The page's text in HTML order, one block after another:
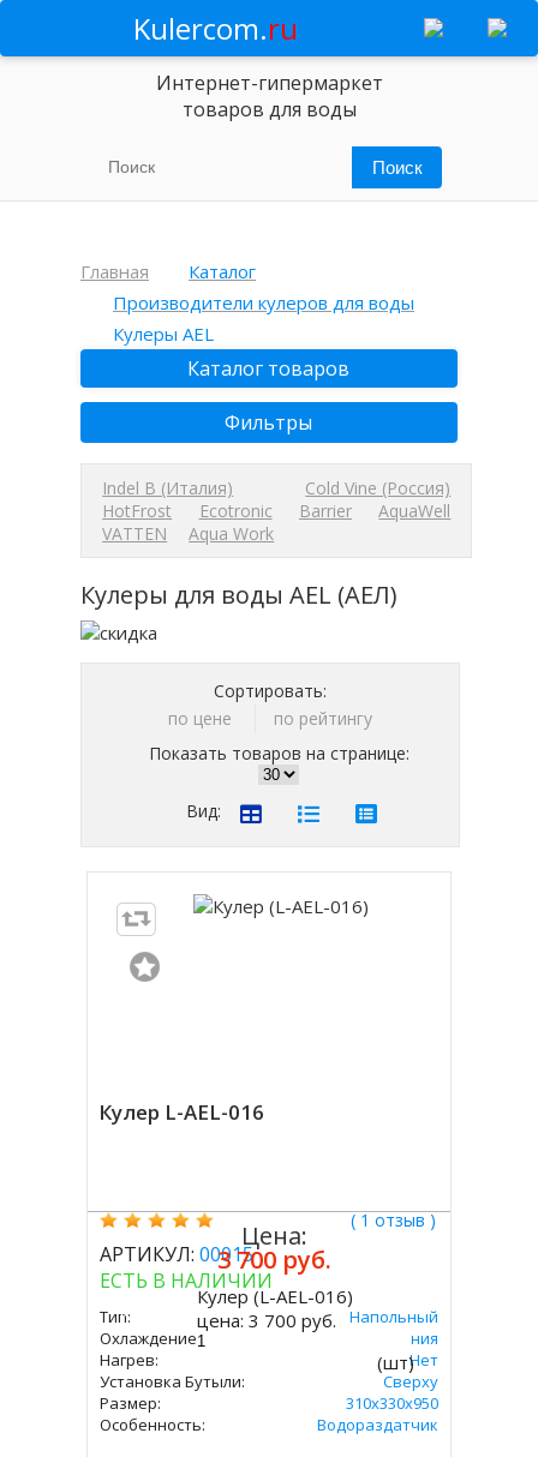
Kulercom.ru
Интернет-гипермаркет
товаров для воды
Главная
Каталог
Производители кулеров для воды
Кулеры AEL
Каталог товаров
Фильтры
Indel B (Италия)
Cold Vine (Россия)
HotFrost
Ecotronic Barrier
AquaWell
VATTEN
Aqua Work
Кулеры для воды AEL (АЕЛ)
Сортировать:
по цене
по рейтингу
Показать товаров на странице:
Вид:
Кулер L-AEL-016
( 1 отзыв )
АРТИКУЛ: 00015
ЕСТЬ В НАЛИЧИИ
Тип:
Напольный
Охлаждение:
Без Охлаждения
Нагрев:
Нет
Установка Бутыли:
Сверху
Размер:
310х330х950
Особенность:
Водораздатчик
Цена:
3 700 руб.
Купить
Кулер (L-AEL-016)
цена:3 700 руб.
(шт)